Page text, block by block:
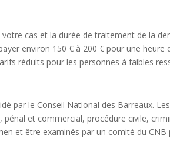
cas et la durée de traitement de la
environ 150 € à 200 € pour une heure
réduits pour les personnes à faibles
par le Conseil National des Barreaux.
et commercial, procédure civile,
et être examinés par un comité du CNB